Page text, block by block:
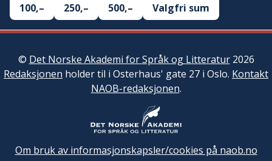
100,–
250,– 500,– Valgfri sum
© Det Norske Akademi for Språk og Litteratur2026
Redaksjonen holder til i Osterhaus' gate 27 i Oslo. Kontakt
NAOB-redaksjonen.
Om bruk av informasjonskapsler/cookies på naob.no